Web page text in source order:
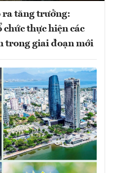
ra tăng trưởng:
chức thực hiện các
trong giai đoạn mới